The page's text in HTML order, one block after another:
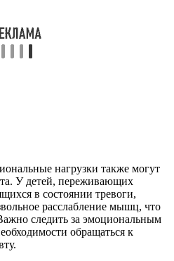
нагрузки также могут
У детей, переживающих
в состоянии тревоги,
расслабление мышц, что
следить за эмоциональным
обращаться к